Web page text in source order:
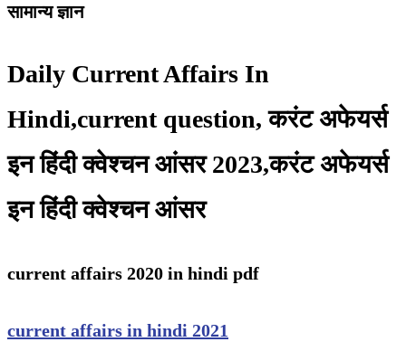
सामान्य ज्ञान
Daily Current Affairs In
Hindi,current question, करंट अफेयर्स
इन हिंदी क्वेश्चन आंसर 2023,करंट अफेयर्स
इन हिंदी क्वेश्चन आंसर
current affairs 2020 in hindi pdf
current affairs in hindi 2021